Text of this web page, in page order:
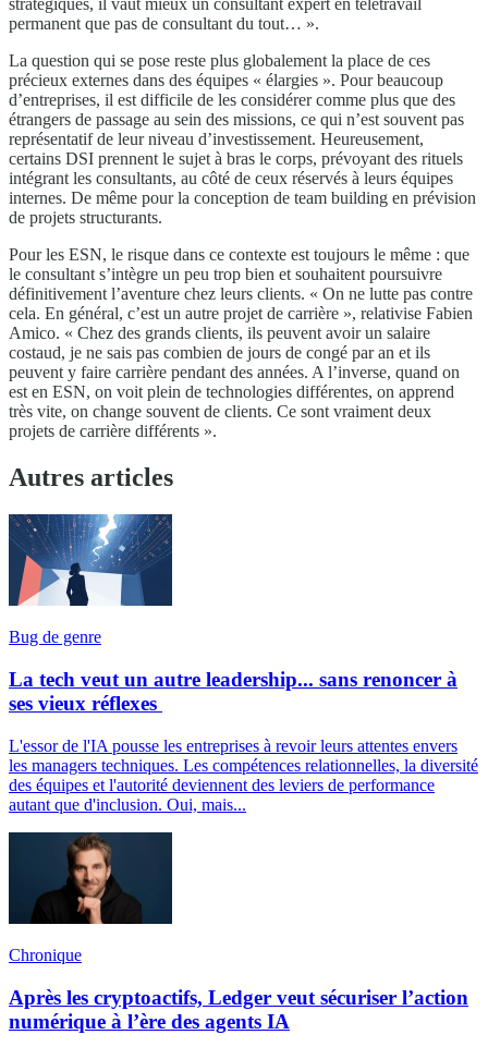
stratégiques, il vaut mieux un consultant expert en télétravail
permanent que pas de consultant du tout… ».
La question qui se pose reste plus globalement la place de ces
précieux externes dans des équipes « élargies ». Pour beaucoup
d’entreprises, il est difficile de les considérer comme plus que des
étrangers de passage au sein des missions, ce qui n’est souvent pas
représentatif de leur niveau d’investissement. Heureusement,
certains DSI prennent le sujet à bras le corps, prévoyant des rituels
intégrant les consultants, au côté de ceux réservés à leurs équipes
internes. De même pour la conception de team building en prévision
de projets structurants.
Pour les ESN, le risque dans ce contexte est toujours le même : que
le consultant s’intègre un peu trop bien et souhaitent poursuivre
définitivement l’aventure chez leurs clients. « On ne lutte pas contre
cela. En général, c’est un autre projet de carrière », relativise Fabien
Amico. « Chez des grands clients, ils peuvent avoir un salaire
costaud, je ne sais pas combien de jours de congé par an et ils
peuvent y faire carrière pendant des années. A l’inverse, quand on
est en ESN, on voit plein de technologies différentes, on apprend
très vite, on change souvent de clients. Ce sont vraiment deux
projets de carrière différents ».
Autres articles
Bug de genre
La tech veut un autre leadership... sans renoncer à
ses vieux réflexes
L'essor de l'IA pousse les entreprises à revoir leurs attentes envers
les managers techniques. Les compétences relationnelles, la diversité
des équipes et l'autorité deviennent des leviers de performance
autant que d'inclusion. Oui, mais...
Chronique
Après les cryptoactifs, Ledger veut sécuriser l’action
numérique à l’ère des agents IA